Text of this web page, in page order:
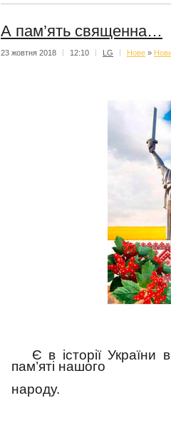
А пам’ять священна…
23 жовтня 2018 12:10 LG Нове »
Є в історії України
пам’яті нашого
народу.